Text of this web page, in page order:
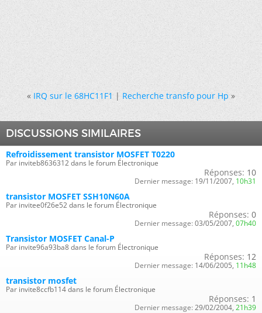
« IRQ sur le 68HC11F1|Recherche transfo pour Hp »
DISCUSSIONS SIMILAIRES
Refroidissement transistor MOSFET T0220
Par inviteb8636312 dans le forum Électronique
Réponses: 10
Dernier message: 19/11/2007, 10h31
transistor MOSFET SSH10N60A
Par invitee0f26e52 dans le forum Électronique
Réponses: 0
Dernier message: 03/05/2007, 07h40
Transistor MOSFET Canal-P
Par invite96a93ba8 dans le forum Électronique
Réponses: 12
Dernier message: 14/06/2005, 11h48
transistor mosfet
Par invite8ccfb114 dans le forum Électronique
Réponses: 1
Dernier message: 29/02/2004, 21h39